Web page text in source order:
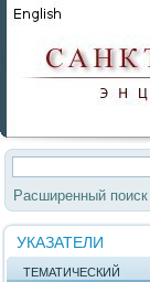
Расширенный поиск
УКАЗАТЕЛИ
ТЕМАТИЧЕСКИЙ